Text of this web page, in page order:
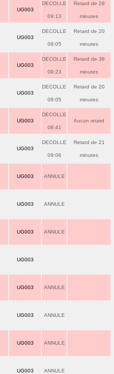
UG003
DECOLLE
09:13
Retard de 28
minutes
UG003
DECOLLE
09:05
Retard de 20
minutes
UG003
DECOLLE
09:23
Retard de 38
minutes
UG003
DECOLLE
09:05
Retard de 20
minutes
UG003
DECOLLE
08:41
Aucun retard
UG003
DECOLLE
09:06
Retard de 21
minutes
UG003 ANNULE
UG003 ANNULE
UG003 ANNULE
UG003
UG003 ANNULE
UG003 ANNULE
UG003 ANNULE
UG003 ANNULE